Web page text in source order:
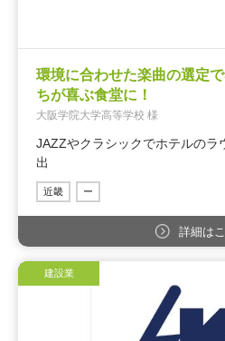
環境に合わせた楽曲の選定
ちが喜ぶ食堂に！
大阪学院大学高等学校 様
JAZZやクラシックでホテルのラ
出
近畿 ー
詳細は
建設業